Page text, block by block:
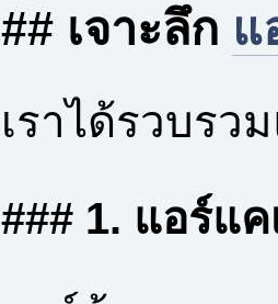
## เจาะลึก แ
เราได้รวบร
### 1. แอร์แ